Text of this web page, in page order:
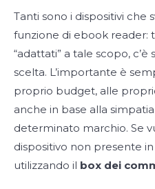
Tanti sono i dispositivi
funzione di ebook reader:
“adattati” a tale scopo, c’è
scelta. L’importante è
proprio budget, alle
anche in base alla
determinato marchio. Se
dispositivo non presente
utilizzando il box dei